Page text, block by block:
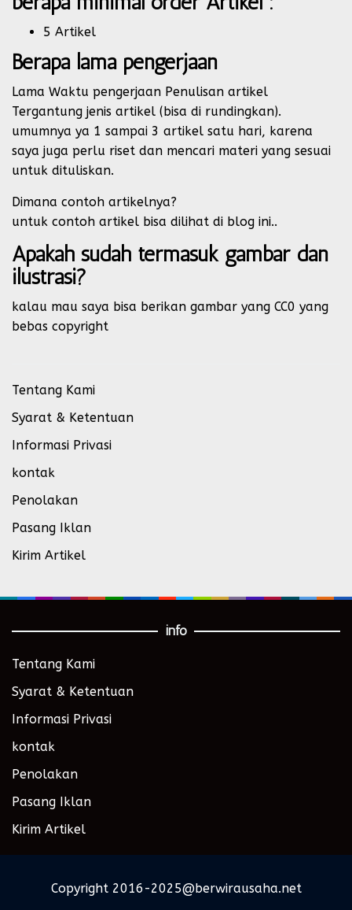
5 Artikel
Berapa lama pengerjaan
Lama Waktu pengerjaan Penulisan artikel
Tergantung jenis artikel (bisa di rundingkan).
umumnya ya 1 sampai 3 artikel satu hari, karena
saya juga perlu riset dan mencari materi yang sesuai
untuk dituliskan.
Dimana contoh artikelnya?
untuk contoh artikel bisa dilihat di blog ini..
Apakah sudah termasuk gambar dan
ilustrasi?
kalau mau saya bisa berikan gambar yang CC0 yang
bebas copyright
Tentang Kami
Syarat & Ketentuan
Informasi Privasi
kontak
Penolakan
Pasang Iklan
Kirim Artikel
info
Tentang Kami
Syarat & Ketentuan
Informasi Privasi
kontak
Penolakan
Pasang Iklan
Kirim Artikel
Copyright 2016-2025@berwirausaha.net